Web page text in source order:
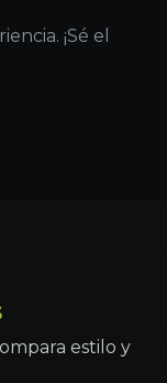
¡Sé el
estilo y